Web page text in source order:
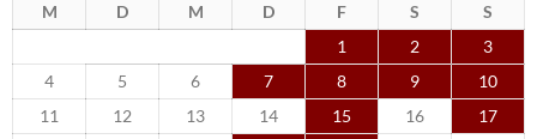
M D M D F S
S
1
2
3
4
5 6 7 8 9
10
11
12 13 14 15 16
17